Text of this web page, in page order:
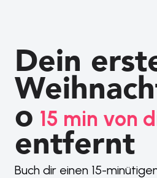
Dein
o
entfernt
Buch dir einen 15-